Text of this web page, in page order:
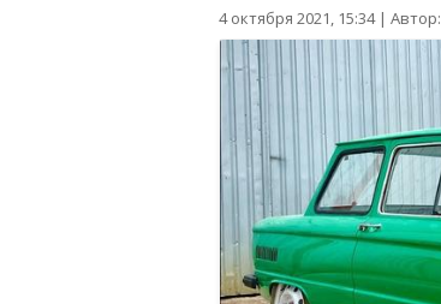
4 октября 2021, 15:34| Автор: